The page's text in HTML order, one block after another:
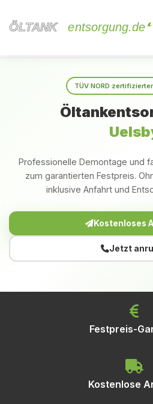
ÖLTANK
ÖLTANK entsorgung.de
TÜV NORD
Professionelle Demontage und
zum garantierten Festpreis.
inklusive Anfahrt und
Kostenloses
Jetzt
Festpreis-
Kostenlose